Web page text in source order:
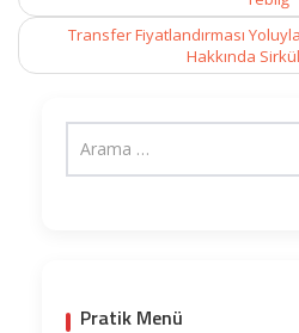
Transfer Fiyatlandırması
Hakkında
Pratik Menü